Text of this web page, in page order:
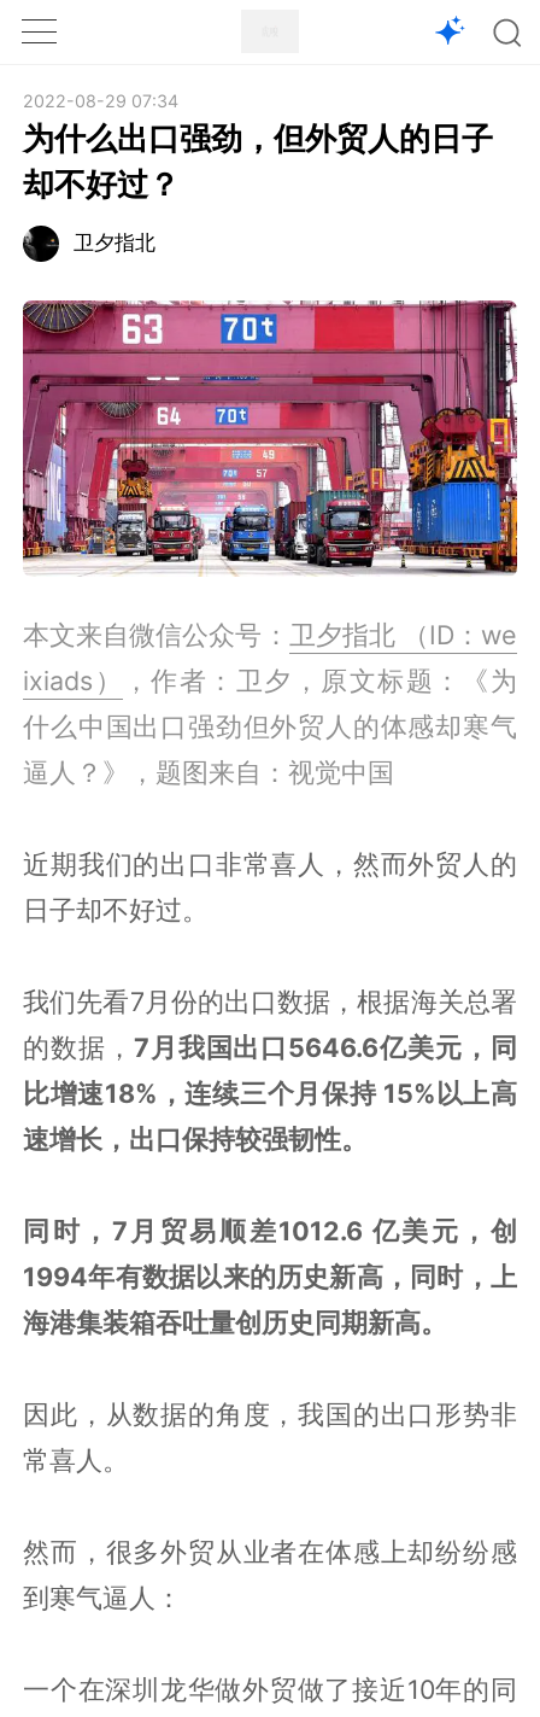
1X
2022-08-29 07:34
为什么出口强劲，但外贸人的日子
却不好过？
卫夕指北
本文来自微信公众号： 卫夕指北 （ID：we
ixiads）
，作者：卫夕，原文标题：《为
什么中国出口强劲但外贸人的体感却寒气
逼人？》，题图来自：视觉中国
近期我们的出口非常喜人，然而外贸人的
日子却不好过。
我们先看7月份的出口数据，根据海关总署
的数据， 7月我国出口5646.6亿美元，同
比增速18%，连续三个月保持 15%以上高
速增长，出口保持较强韧性。
同时，7月贸易顺差1012.6 亿美元，创
1994年有数据以来的历史新高，同时，上
海港集装箱吞吐量创历史同期新高。
因此，从数据的角度，我国的出口形势非
常喜人。
然而，很多外贸从业者在体感上却纷纷感
到寒气逼人：
一个在深圳龙华做外贸做了接近10年的同